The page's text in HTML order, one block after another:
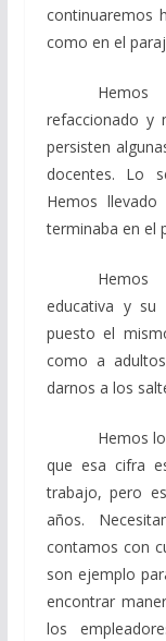
continuaremos
como en el
refaccionado y
persisten
docentes. Lo
Hemos
terminaba en el
Hemos
educativa y su
puesto el
como a
darnos a los
Hemos
que esa cifra
trabajo, pero
años.
contamos con
son ejemplo
encontrar
los